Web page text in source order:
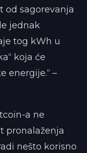
od sagorevanja
jednak
tog kWh u
koja će
energije.“ –
a ne
pronalaženja
nešto korisno